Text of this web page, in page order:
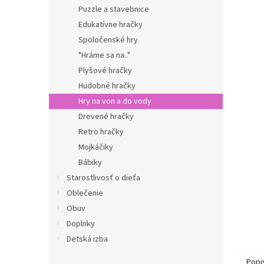
Puzzle a stavebnice
Edukatívne hračky
Spoločenské hry
"Hráme sa na.."
Plyšové hračky
Hudobné hračky
Hry na von a do vody
Drevené hračky
Retro hračky
Mojkáčiky
Bábiky
Starostlivosť o dieťa
Oblečenie
Obuv
Doplnky
Detská izba